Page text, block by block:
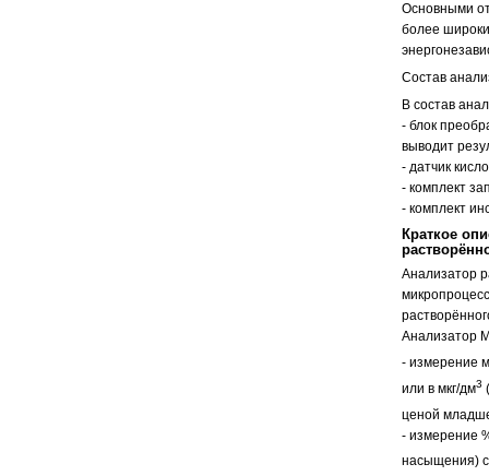
Основными
более
Состав
В состав
- блок
выводит
- датчик
- комплект
- комплект
Краткое
Анализатор
Анализатор
- измерение
или в мкг/дм3
ценой
- измерение
насыщения)